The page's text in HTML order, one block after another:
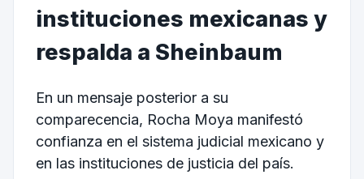
instituciones mexicanas y
respalda a Sheinbaum
En un mensaje posterior a su
comparecencia, Rocha Moya manifestó
confianza en el sistema judicial mexicano y
en las instituciones de justicia del país.